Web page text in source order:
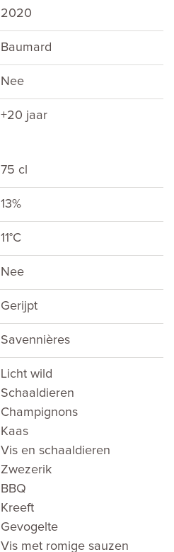
2020
Baumard
Nee
+20 jaar
75 cl
13%
11°C
Nee
Gerijpt
Savennières
Licht wild
Schaaldieren
Champignons
Kaas
Vis en schaaldieren
Zwezerik
BBQ
Kreeft
Gevogelte
Vis met romige sauzen